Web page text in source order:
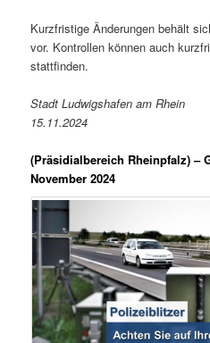
Kurzfristige Änderungen behält
vor. Kontrollen können auch
stattfinden.
Stadt Ludwigshafen am Rhein
15.11.2024
(Präsidialbereich Rheinpfalz)–
November 2024